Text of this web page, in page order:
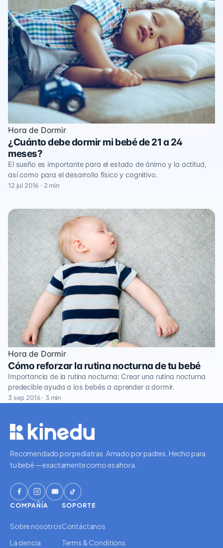
Hora de Dormir
¿Cuánto debe dormir mi bebé de 21 a 24
meses?
El sueño es importante para el estado de ánimo y la actitud,
así como para el desarrollo físico y cognitivo.
12 jul 2016 · 2 min
Hora de Dormir
Cómo reforzar la rutina nocturna de tu bebé
Importancia de la rutina nocturna: Crear una rutina nocturna
predecible ayuda a los bebés a aprender a dormir.
3 sep 2016 · 3 min
Recomendado por pediatras. Amado por padres. Hecho para
tu bebé — exactamente como es ahora.
COMPAÑÍA
Sobre nosotros
La ciencia
SOPORTE
Contáctanos
Terms & Conditions